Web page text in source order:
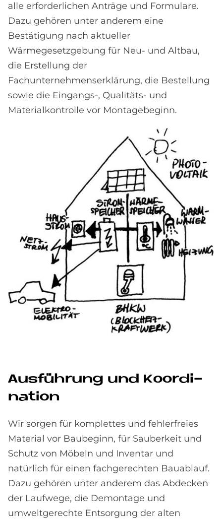
alle erforderlichen Anträge und Formulare.
Dazu gehören unter anderem eine
Bestätigung nach aktueller
Wärmegesetzgebung für Neu- und Altbau,
die Erstellung der
Fachunternehmenserklärung, die Bestellung
sowie die Eingangs-, Qualitäts- und
Materialkontrolle vor Montagebeginn.
Aus­füh­rung und Ko­or­di­
na­ti­on
Wir sorgen für komplettes und fehlerfreies
Material vor Baubeginn, für Sauberkeit und
Schutz von Möbeln und Inventar und
natürlich für einen fachgerechten Bauablauf.
Dazu gehören unter anderem das Abdecken
der Laufwege, die Demontage und
umweltgerechte Entsorgung der alten